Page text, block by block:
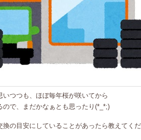
いつつも、ほぼ毎年桜が咲いてから
ので、まだかなぁとも思ったり(*_*;)
換の目安にしていることがあったら教えてく